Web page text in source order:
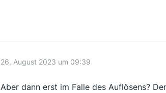
26. August 2023 um 09:39
Aber dann erst im Falle des Auflösens?